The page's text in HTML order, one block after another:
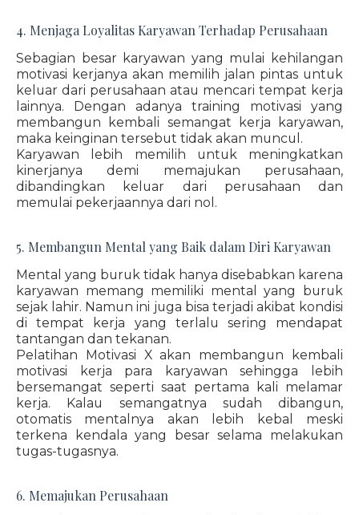
4. Menjaga Loyalitas Karyawan Terhadap Perusahaan
Sebagian besar karyawan yang mulai kehilangan
motivasi kerjanya akan memilih jalan pintas untuk
keluar dari perusahaan atau mencari tempat kerja
lainnya. Dengan adanya training motivasi yang
membangun kembali semangat kerja karyawan,
maka keinginan tersebut tidak akan muncul.
Karyawan lebih memilih untuk meningkatkan
kinerjanya demi memajukan perusahaan,
dibandingkan keluar dari perusahaan dan
memulai pekerjaannya dari nol.
5. Membangun Mental yang Baik dalam Diri Karyawan
Mental yang buruk tidak hanya disebabkan karena
karyawan memang memiliki mental yang buruk
sejak lahir. Namun ini juga bisa terjadi akibat kondisi
di tempat kerja yang terlalu sering mendapat
tantangan dan tekanan.
Pelatihan Motivasi X akan membangun kembali
motivasi kerja para karyawan sehingga lebih
bersemangat seperti saat pertama kali melamar
kerja. Kalau semangatnya sudah dibangun,
otomatis mentalnya akan lebih kebal meski
terkena kendala yang besar selama melakukan
tugas-tugasnya.
6. Memajukan Perusahaan